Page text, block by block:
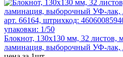
арт. 66164, штрихкод:
упаковки: 1/50
Блокнот, 130х130 мм, 32 листов,
ламинация, выборочный УФ-лак,